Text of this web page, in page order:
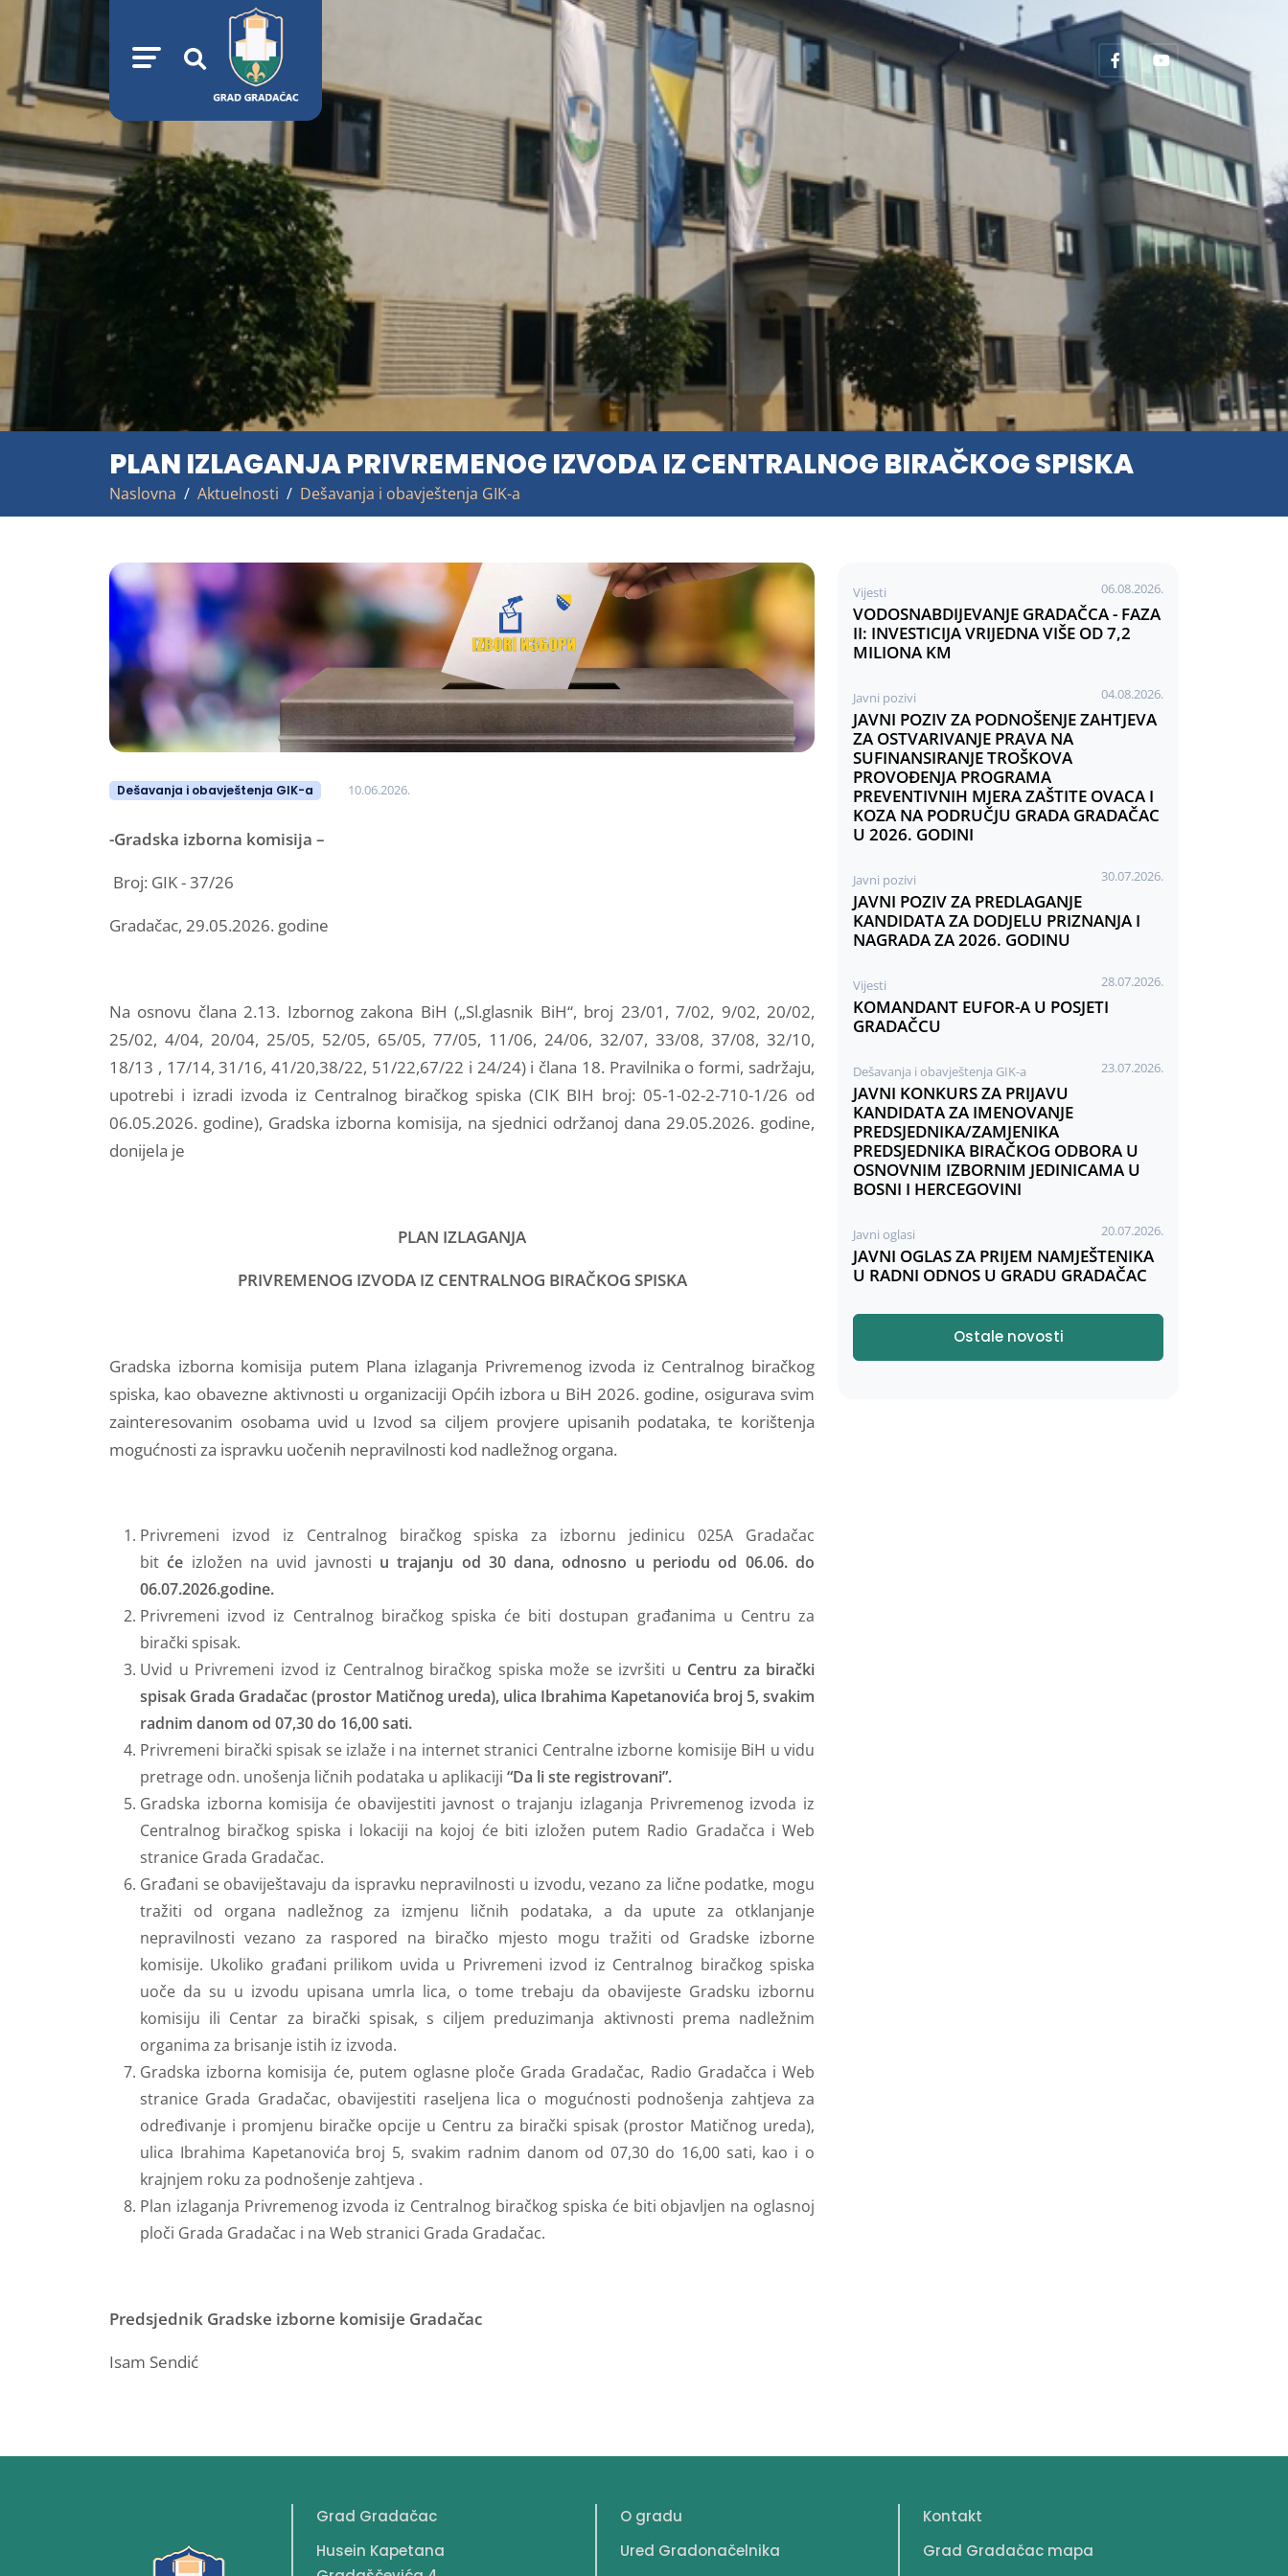
PLAN IZLAGANJA PRIVREMENOG IZVODA IZ CENTRALNOG BIRAČKOG SPISKA
Naslovna Aktuelnosti Dešavanja i obavještenja GIK-a
Dešavanja i obavještenja GIK-a 10.06.2026.
-Gradska izborna komisija –
Broj: GIK - 37/26
Gradačac, 29.05.2026. godine
Na osnovu člana 2.13. Izbornog zakona BiH („Sl.glasnik BiH“, broj 23/01, 7/02, 9/02, 20/02,
25/02, 4/04, 20/04, 25/05, 52/05, 65/05, 77/05, 11/06, 24/06, 32/07, 33/08, 37/08, 32/10,
18/13 , 17/14, 31/16, 41/20,38/22, 51/22,67/22 i 24/24) i člana 18. Pravilnika o formi, sadržaju,
upotrebi i izradi izvoda iz Centralnog biračkog spiska (CIK BIH broj: 05-1-02-2-710-1/26 od
06.05.2026. godine), Gradska izborna komisija, na sjednici održanoj dana 29.05.2026. godine,
donijela je
PLAN IZLAGANJA
PRIVREMENOG IZVODA IZ CENTRALNOG BIRAČKOG SPISKA
Gradska izborna komisija putem Plana izlaganja Privremenog izvoda iz Centralnog biračkog
spiska, kao obavezne aktivnosti u organizaciji Općih izbora u BiH 2026. godine, osigurava svim
zainteresovanim osobama uvid u Izvod sa ciljem provjere upisanih podataka, te korištenja
mogućnosti za ispravku uočenih nepravilnosti kod nadležnog organa.
Privremeni izvod iz Centralnog biračkog spiska za izbornu jedinicu 025A Gradačac
bit će izložen na uvid javnosti u trajanju od 30 dana, odnosno u periodu od 06.06. do
06.07.2026.godine.
Privremeni izvod iz Centralnog biračkog spiska će biti dostupan građanima u Centru za
birački spisak.
Uvid u Privremeni izvod iz Centralnog biračkog spiska može se izvršiti u Centru za birački
spisak Grada Gradačac (prostor Matičnog ureda), ulica Ibrahima Kapetanovića broj 5, svakim
radnim danom od 07,30 do 16,00 sati.
Privremeni birački spisak se izlaže i na internet stranici Centralne izborne komisije BiH u vidu
pretrage odn. unošenja ličnih podataka u aplikaciji “Da li ste registrovani”.
Gradska izborna komisija će obavijestiti javnost o trajanju izlaganja Privremenog izvoda iz
Centralnog biračkog spiska i lokaciji na kojoj će biti izložen putem Radio Gradačca i Web
stranice Grada Gradačac.
Građani se obaviještavaju da ispravku nepravilnosti u izvodu, vezano za lične podatke, mogu
tražiti od organa nadležnog za izmjenu ličnih podataka, a da upute za otklanjanje
nepravilnosti vezano za raspored na biračko mjesto mogu tražiti od Gradske izborne
komisije. Ukoliko građani prilikom uvida u Privremeni izvod iz Centralnog biračkog spiska
uoče da su u izvodu upisana umrla lica, o tome trebaju da obavijeste Gradsku izbornu
komisiju ili Centar za birački spisak, s ciljem preduzimanja aktivnosti prema nadležnim
organima za brisanje istih iz izvoda.
Gradska izborna komisija će, putem oglasne ploče Grada Gradačac, Radio Gradačca i Web
stranice Grada Gradačac, obavijestiti raseljena lica o mogućnosti podnošenja zahtjeva za
određivanje i promjenu biračke opcije u Centru za birački spisak (prostor Matičnog ureda),
ulica Ibrahima Kapetanovića broj 5, svakim radnim danom od 07,30 do 16,00 sati, kao i o
krajnjem roku za podnošenje zahtjeva .
Plan izlaganja Privremenog izvoda iz Centralnog biračkog spiska će biti objavljen na oglasnoj
ploči Grada Gradačac i na Web stranici Grada Gradačac.
Predsjednik Gradske izborne komisije Gradačac
Isam Sendić
Vijesti 06.08.2026.
VODOSNABDIJEVANJE GRADAČCA - FAZA
II: INVESTICIJA VRIJEDNA VIŠE OD 7,2
MILIONA KM
Javni pozivi 04.08.2026.
JAVNI POZIV ZA PODNOŠENJE ZAHTJEVA
ZA OSTVARIVANJE PRAVA NA
SUFINANSIRANJE TROŠKOVA
PROVOĐENJA PROGRAMA
PREVENTIVNIH MJERA ZAŠTITE OVACA I
KOZA NA PODRUČJU GRADA GRADAČAC
U 2026. GODINI
Javni pozivi 30.07.2026.
JAVNI POZIV ZA PREDLAGANJE
KANDIDATA ZA DODJELU PRIZNANJA I
NAGRADA ZA 2026. GODINU
Vijesti 28.07.2026.
KOMANDANT EUFOR-A U POSJETI
GRADAČCU
Dešavanja i obavještenja GIK-a 23.07.2026.
JAVNI KONKURS ZA PRIJAVU
KANDIDATA ZA IMENOVANJE
PREDSJEDNIKA/ZAMJENIKA
PREDSJEDNIKA BIRAČKOG ODBORA U
OSNOVNIM IZBORNIM JEDINICAMA U
BOSNI I HERCEGOVINI
Javni oglasi 20.07.2026.
JAVNI OGLAS ZA PRIJEM NAMJEŠTENIKA
U RADNI ODNOS U GRADU GRADAČAC
Ostale novosti
Grad Gradačac
Husein Kapetana
O gradu
Ured Gradonačelnika
Kontakt
Grad Gradačac mapa